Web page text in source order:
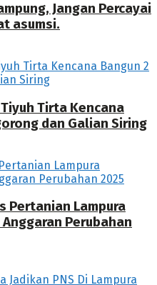
Jangan Percayai
asumsi.
Tirta Kencana
dan Galian Siring
Pertanian Lampura
Perubahan